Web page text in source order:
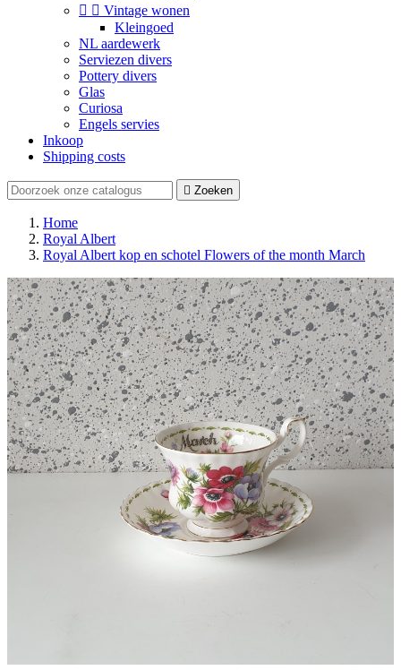
  Vintage wonen
Kleingoed
NL aardewerk
Serviezen divers
Pottery divers
Glas
Curiosa
Engels servies
Inkoop
Shipping costs
 Zoeken
Home
Royal Albert
Royal Albert kop en schotel Flowers of the month March